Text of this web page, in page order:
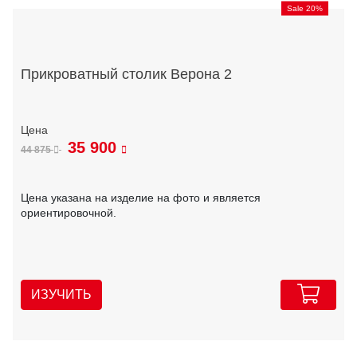
Sale 20%
Прикроватный столик Верона 2
44 875 35 900
Цена указана на изделие на фото и является
ориентировочной.
ИЗУЧИТЬ